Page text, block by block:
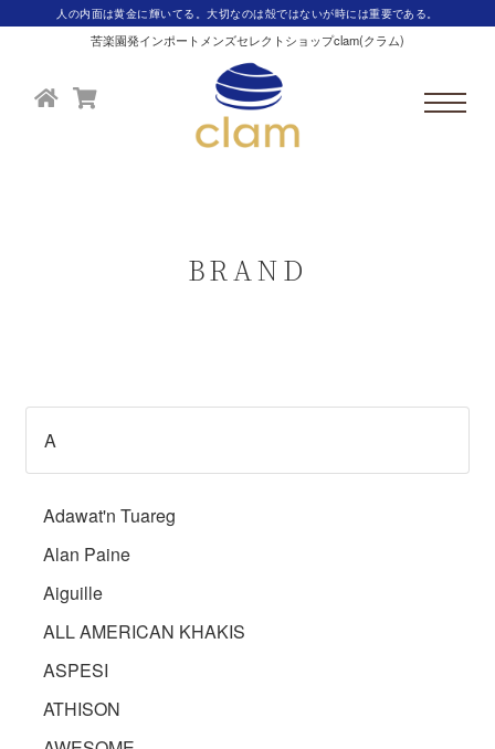
人の内面は黄金に輝いてる。大切なのは殻ではないが時には重要である。
苦楽園発インポートメンズセレクトショップclam(クラム)
BRAND
A
Adawat'n Tuareg
Alan Paine
Aiguille
ALL AMERICAN KHAKIS
ASPESI
ATHISON